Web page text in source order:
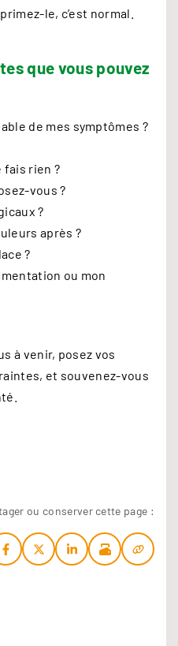
le, c’est normal.
que vous pouvez
de mes symptômes ?
fais rien ?
vous ?
?
après ?
?
ou mon
à venir, posez vos
et souvenez-vous
ou conserver cette page :